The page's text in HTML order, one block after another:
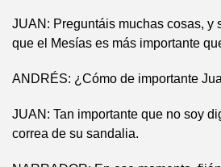
JUAN: Preguntáis muchas cosas, y
que el Mesías es más importante
ANDRÉS: ¿Cómo de importante
JUAN: Tan importante que no soy
correa de su sandalia.